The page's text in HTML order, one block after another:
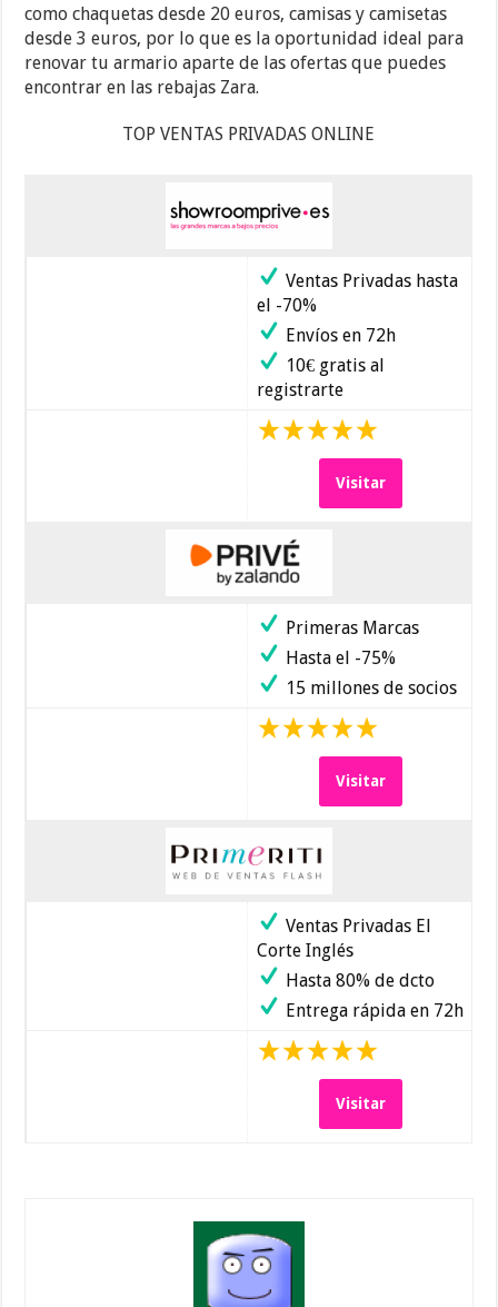
como chaquetas desde 20 euros, camisas y camisetas
desde 3 euros, por lo que es la oportunidad ideal para
renovar tu armario aparte de las ofertas que puedes
encontrar en las rebajas Zara.
TOP VENTAS PRIVADAS ONLINE
Ventas Privadas hasta
el -70%
Envíos en 72h
10€ gratis al
registrarte
Visitar
Primeras Marcas
Hasta el -75%
15 millones de socios
Visitar
Ventas Privadas El
Corte Inglés
Hasta 80% de dcto
Entrega rápida en 72h
Visitar